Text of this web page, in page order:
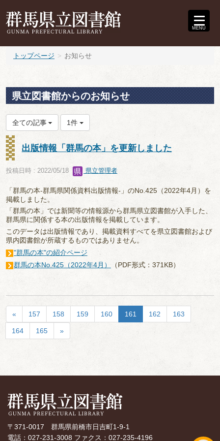
MENU
トップページ お知らせ
県立図書館からのお知らせ
全ての記事 1件
出版情報「群馬の本」を更新しました
投稿日時 : 2022/05/18 県立管理者
「群馬の本-群馬県関係資料出版情報-」のNo.425（2022年4月）を
掲載しました。
「群馬の本」では新聞等の情報源から群馬県立図書館が入手した、
群馬県に関係する本の出版情報を掲載しています。
このデータは出版情報であり、掲載資料すべてを県立図書館および
県内図書館が所蔵するものではありません。
"群馬の本"の紹介ページ
群馬の本No.425（2022年4月）
（PDF形式：371KB）
« 157 158 159 160 161 162 163
164 165 »
〒371-0017 群馬県前橋市日吉町1-9-1
電話：027-231-3008 ファクス：027-235-4196